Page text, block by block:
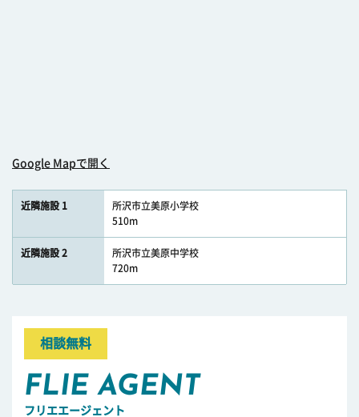
Google Mapで開く
近隣施設 1
所沢市立美原小学校
510m
近隣施設 2
所沢市立美原中学校
720m
相談無料
FLIE AGENT
フリエエージェント